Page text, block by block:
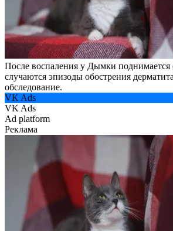
После воспаления у Дымки поднимается
случаются эпизоды обострения
обследование.
VK Ads
VK Ads
Ad platform
Реклама